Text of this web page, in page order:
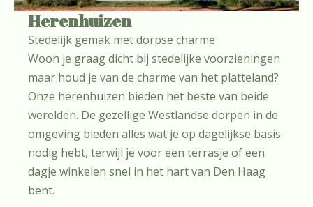
Herenhuizen
Stedelijk gemak met dorpse charme
Woon je graag dicht bij stedelijke voorzieningen
maar houd je van de charme van het platteland?
Onze herenhuizen bieden het beste van beide
werelden. De gezellige Westlandse dorpen in de
omgeving bieden alles wat je op dagelijkse basis
nodig hebt, terwijl je voor een terrasje of een
dagje winkelen snel in het hart van Den Haag
bent.